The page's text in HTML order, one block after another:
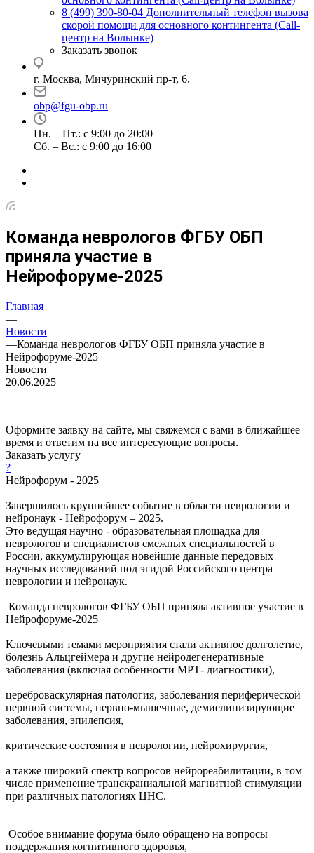
8 (499) 390-80-04 Дополнительный телефон вызова
скорой помощи для основного контингента (Call-
центр на Волынке)
Заказать звонок
г. Москва, Мичуринский пр-т, 6.
obp@fgu-obp.ru
Пн. – Пт.: с 9:00 до 20:00
Сб. – Вс.: с 9:00 до 16:00
Команда неврологов ФГБУ ОБП
приняла участие в
Нейрофоруме-2025
Главная
—
Новости
—Команда неврологов ФГБУ ОБП приняла участие в
Нейрофоруме-2025
Новости
20.06.2025
Оформите заявку на сайте, мы свяжемся с вами в ближайшее
время и ответим на все интересующие вопросы.
Заказать услугу
?
Нейрофорум - 2025
Завершилось крупнейшее событие в области неврологии и
нейронаук - Нейрофорум – 2025.
Это ведущая научно - образовательная площадка для
неврологов и специалистов смежных специальностей в
России, аккумулирующая новейшие данные передовых
научных исследований под эгидой Российского центра
неврологии и нейронаук.
Команда неврологов ФГБУ ОБП приняла активное участие в
Нейрофоруме-2025
Ключевыми темами мероприятия стали активное долголетие,
болезнь Альцгеймера и другие нейродегенеративные
заболевания (включая особенности МРТ- диагностики),
цереброваскулярная патология, заболевания периферической
нервной системы, нервно-мышечные, демиелинизирующие
заболевания, эпилепсия,
критические состояния в неврологии, нейрохирургия,
а также широкий спектр вопросов нейрореабилитации, в том
числе применение транскраниальной магнитной стимуляции
при различных патологиях ЦНС.
Особое внимание форума было обращено на вопросы
поддержания когнитивного здоровья,